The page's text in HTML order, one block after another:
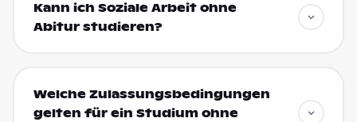
Kann ich Soziale Arbeit ohne
Abitur studieren?
Welche Zulassungsbedingungen
gelten für ein Studium ohne